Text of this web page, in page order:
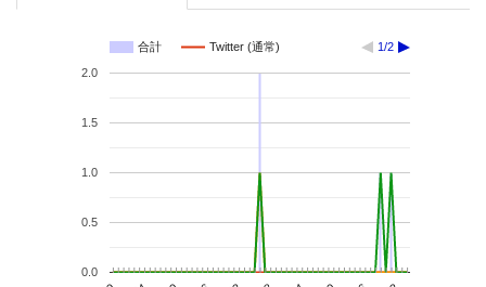
合計 Twitter (通常) 1/2
0.0
0.5
1.0
1.5
2.0